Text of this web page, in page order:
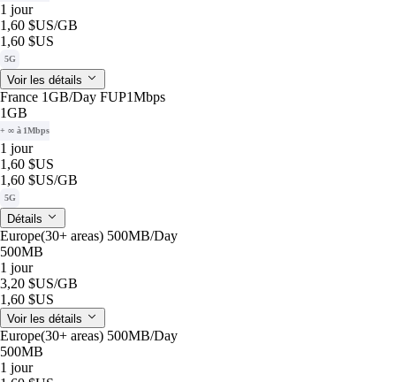
1 jour
1,60 $US/GB
1,60 $US
5G
Voir les détails
France 1GB/Day FUP1Mbps
1GB
+ ∞ à 1Mbps
1 jour
1,60 $US
1,60 $US/GB
5G
Détails
Europe(30+ areas) 500MB/Day
500MB
1 jour
3,20 $US/GB
1,60 $US
Voir les détails
Europe(30+ areas) 500MB/Day
500MB
1 jour